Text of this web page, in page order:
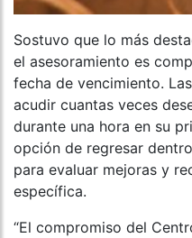
Sostuvo que lo más
el asesoramiento es
fecha de vencimiento.
acudir cuantas veces
durante una hora en su
opción de regresar
para evaluar mejoras y
específica.
“El compromiso del